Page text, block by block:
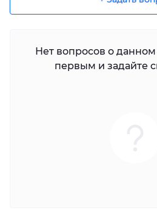
Нет вопросов о данном
первым и задайте